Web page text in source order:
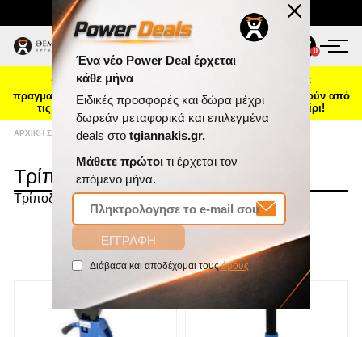
2103469100
ΠΡΟΪΌΝΤΑ
ΠΡΟΣΦΟΡΈΣ
ΝΈΕΣ ΑΦΊΞΕΙΣ
ΕΠΙΚΟΙΝΩΝΊΑ
ΝΈΑ & ΆΡΘΡΑ
0
☀️ Καλοκαιρινή ενημέρωση: Οι παραγγελίες που θα
πραγματοποιηθούν από 7 έως 16 Αυγούστου θα αποσταλούν από
τις 17 Αυγούστου, λόγω θερινής άδειας. Καλό καλοκαίρι!
ΑΡΧΙΚΉ ΣΕΛΊΔΑ / ΕΡΓΑΛΕΊΑ ΣΥΝΕΡΓΕΊΟΥ / ΓΡΎΛΛΟΙ
Τρίποδα
Τρίποδα
ΤΑΞΙΝΌΜΗΣΗ
ΑΝΆ ΣΕΛΊΔΑ
Ένα νέο Power Deal έρχεται
κάθε μήνα
Ειδικές προσφορές και δώρα μέχρι
δωρεάν μεταφορικά και επιλεγμένα
deals στοtgiannakis.gr.